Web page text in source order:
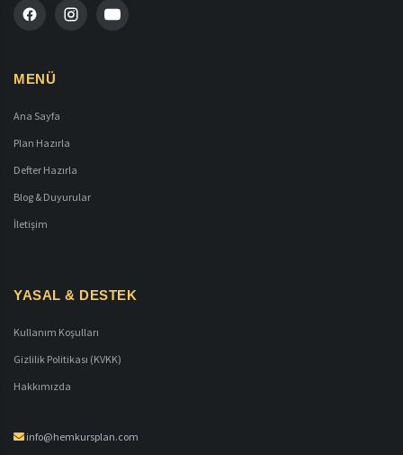
MENÜ
Ana Sayfa
Plan Hazırla
Defter Hazırla
Blog & Duyurular
İletişim
YASAL & DESTEK
Kullanım Koşulları
Gizlilik Politikası (KVKK)
Hakkımızda
info@hemkursplan.com